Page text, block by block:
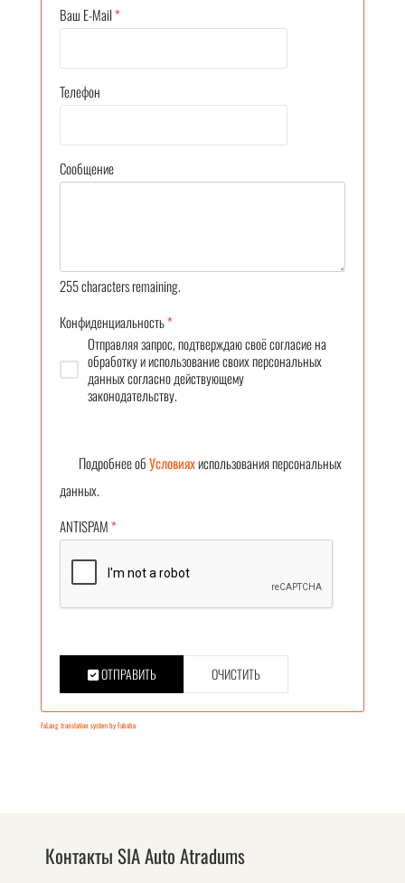
Ваш E-Mail*
Телефон
Сообщение
255characters remaining.
Конфиденциальность*
Отправляя запрос, подтверждаю своё согласие на
обработку и использование своих персональных
данных согласно действующему
законодательству.
Подробнее обУсловияхиспользования персональных
данных.
ANTISPAM*
ОТПРАВИТЬ ОЧИСТИТЬ
FaLang translation system by Faboba
Контакты SIA Auto Atradums